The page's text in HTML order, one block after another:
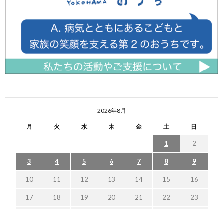
2026年8月
月 火 水 木 金 土 日
1 2
3 4 5 6 7 8 9
10 11 12 13 14 15 16
17 18 19 20 21 22 23